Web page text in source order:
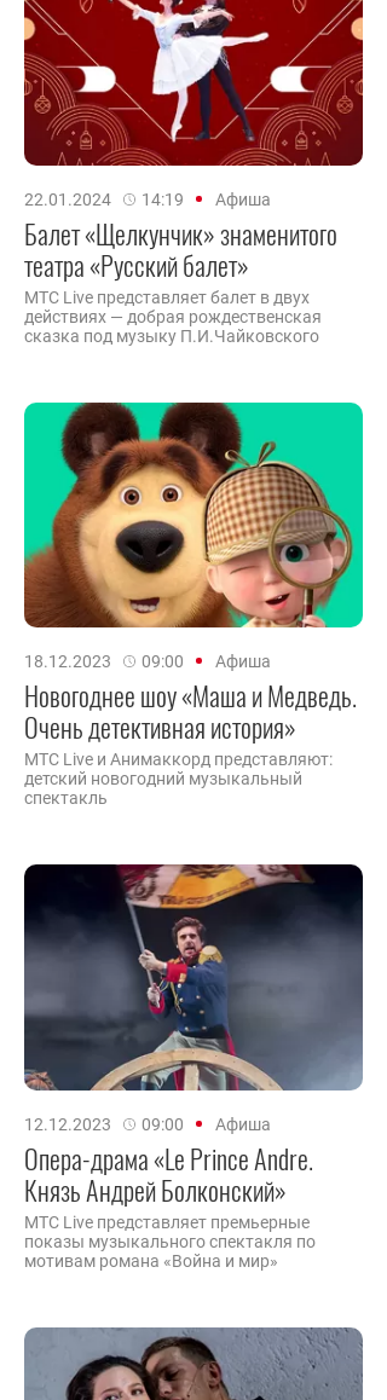
22.01.2024 14:19 Афиша
Балет «Щелкунчик» знаменитого
театра «Русский балет»
MTC Live представляет балет в двух
действиях — добрая рождественская
сказка под музыку П.И.Чайковского
18.12.2023 09:00 Афиша
Новогоднее шоу «Маша и Медведь.
Очень детективная история»
МТС Live и Анимаккорд представляют:
детский новогодний музыкальный
спектакль
12.12.2023 09:00 Афиша
Опера-драма «Le Prince Andre.
Князь Андрей Болконский»
MTC Live представляет премьерные
показы музыкального спектакля по
мотивам романа «Война и мир»